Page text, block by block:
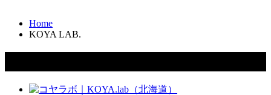
Home
KOYA LAB.